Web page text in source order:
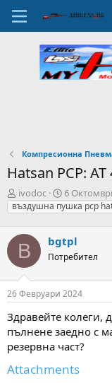
Компресионна
Hatsan PCP:
А
в
р
н
а
т
е
м
а
т
а
ivodoc
Н
а
л
н
Д
а
т
а
6
въздушна пушка pcp
B bgtpl
Потребител
26 Февруари 2024
Здравейте колеги,
пълнене заедно с
резервна част?
Attachments